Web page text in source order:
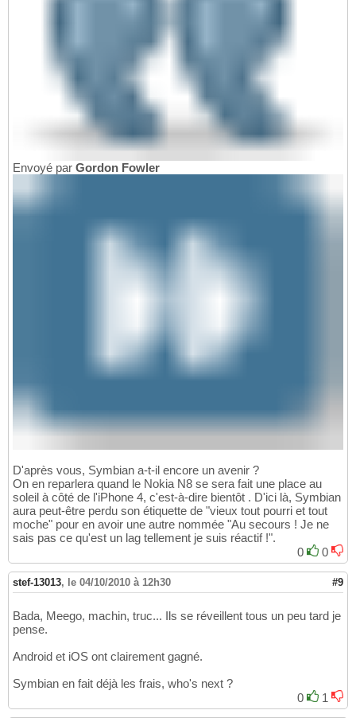
Envoyé par Gordon Fowler
D'après vous, Symbian a-t-il encore un avenir ?
On en reparlera quand le Nokia N8 se sera fait une place au
soleil à côté de l'iPhone 4, c'est-à-dire bientôt . D'ici là, Symbian
aura peut-être perdu son étiquette de "vieux tout pourri et tout
moche" pour en avoir une autre nommée "Au secours ! Je ne
sais pas ce qu'est un lag tellement je suis réactif !".
0
0
stef-13013, le 04/10/2010 à 12h30 #9
Bada, Meego, machin, truc... Ils se réveillent tous un peu tard je
pense.
Android et iOS ont clairement gagné.
Symbian en fait déjà les frais, who's next ?
0
1